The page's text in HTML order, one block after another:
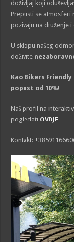
doživljaj koji
Prepusti se atmosferi
pozivaju na druženje
U sklopu našeg
doživite
Kao Bikers
popust od 10%!
Naš profil na
pogledati OVDJE.
Kontakt: